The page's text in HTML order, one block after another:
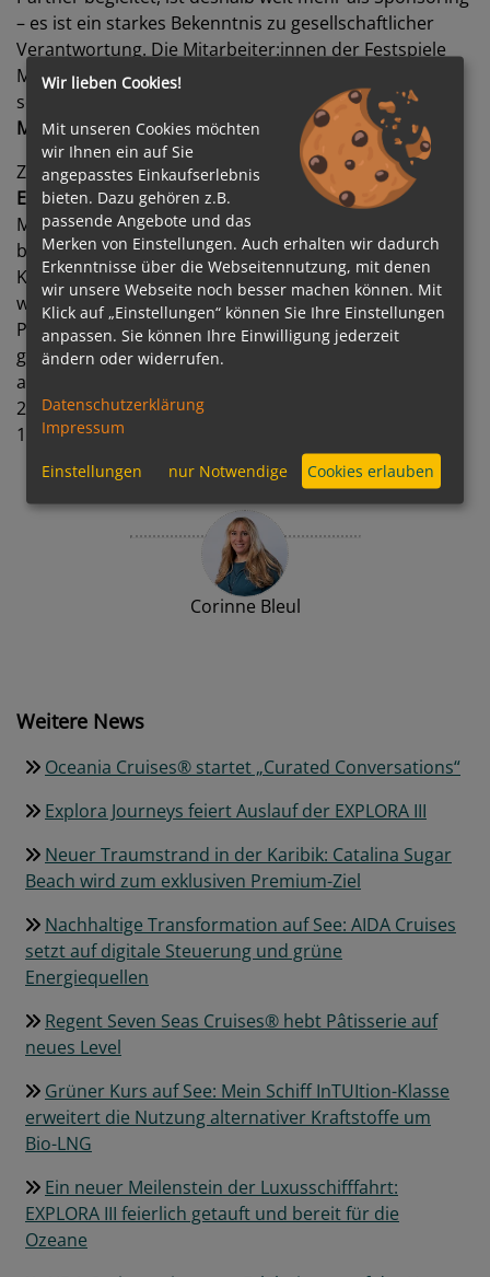
– es ist ein starkes Bekenntnis zu gesellschaftlicher
Verantwortung. Die Mitarbeiter:innen der Festspiele
MV wünschen daher von Herzen: Alles Gute zum 30!“
so
Ursula Haselböck, Intendantin der Festspiele
Mecklenburg-Vorpommern.
Zum Abschluss der Veranstaltung bedankte sich
Eichhornbei den langjährigen Partnern, Gästen und
Mitarbeitenden für ihre Unterstützung. Zugleich
betonte er den Anspruch des Unternehmens, die
Kreuzfahrt auch künftig verantwortungsvoll
weiterzuentwickeln und gemeinsam mit seinen
Partnern neue Impulse zu setzen. Zum
gesellschaftlichen Engagement von
anderem die Initiative
2019 weltweit bereits 100 Schulen finanziert und rund
15.300 Schulplätze geschaffen werden konnten.
Corinne Bleul
Weitere News
Oceania Cruises® startet „Curated Conversations“
Explora Journeys feiert Auslauf der EXPLORA III
Neuer Traumstrand in der Karibik: Catalina Sugar
Beach wird zum exklusiven Premium-Ziel
Nachhaltige Transformation auf See: AIDA Cruises
setzt auf digitale Steuerung und grüne
Energiequellen
Regent Seven Seas Cruises® hebt Pâtisserie auf
neues Level
Grüner Kurs auf See: Mein Schiff InTUItion-Klasse
erweitert die Nutzung alternativer Kraftstoffe um
Bio-LNG
Ein neuer Meilenstein der Luxusschifffahrt:
EXPLORA III feierlich getauft und bereit für die
Ozeane
Wir lieben Cookies!
Mit unseren Cookies möchten
wir Ihnen ein auf Sie
angepasstes Einkaufserlebnis
bieten. Dazu gehören z.B.
passende Angebote und das
Merken von Einstellungen. Auch erhalten wir dadurch
Erkenntnisse über die Webseitennutzung, mit denen
wir unsere Webseite noch besser machen können. Mit
Klick auf „Einstellungen“ können Sie Ihre Einstellungen
anpassen. Sie können Ihre Einwilligung jederzeit
ändern oder widerrufen.
Datenschutzerklärung
Impressum
Einstellungen nur Notwendige Cookies erlauben